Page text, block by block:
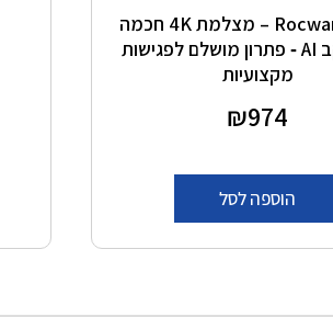
Rocware RC18 – מצלמת 4K חכמה
עם מעקב AI ‑ פתרון מושלם לפגישות
מקצועיות
₪974
הוספה לסל